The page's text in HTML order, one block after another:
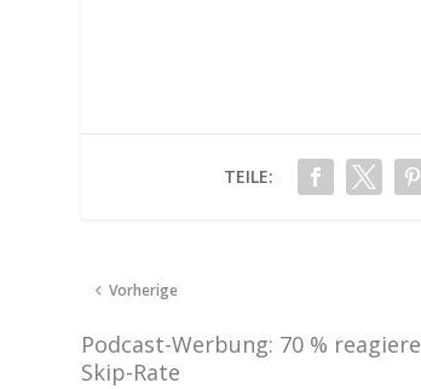
TEILE:
Vorherige
Podcast-Werbung: 70 %
Skip-Rate